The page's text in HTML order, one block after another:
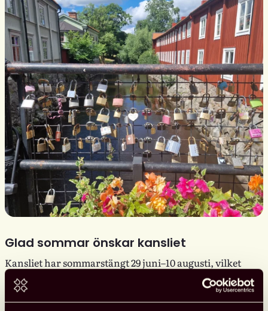
Glad sommar önskar kansliet
Kansliet har sommarstängt 29 juni–10 augusti, vilket
innebär att vi inte svarar på e-post eller i telefon.